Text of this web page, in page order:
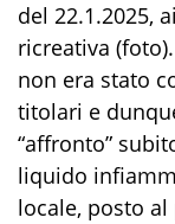
del 22.1.2025,
ricreativa (foto).
non era stato
titolari e
“affronto”
liquido
locale, posto